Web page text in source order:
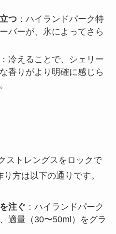
つ：ハイランドパーク特
バーが、氷によってさら
冷えることで、シェリー
香りがより明確に感じら
ストレングスをロックで
方は以下の通りです。
注ぐ ：ハイランドパーク
適量（30〜50ml）をグラ